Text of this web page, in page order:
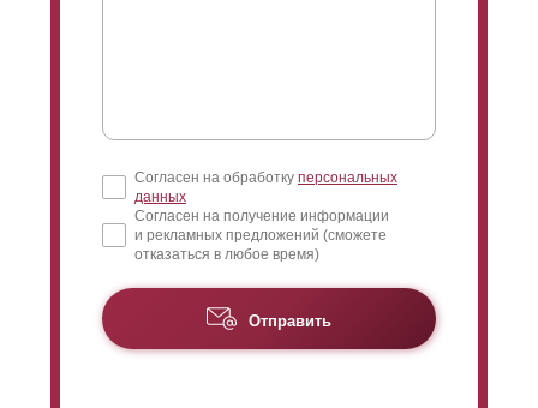
Согласен на обработку персональных
данных
Согласен на получение информации
и рекламных предложений (сможете
отказаться в любое время)
Отправить